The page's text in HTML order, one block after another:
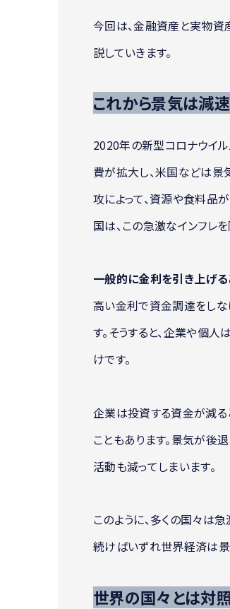
今回は、金融資産と実物
説していきます。
これから景気は減
2020年の新型コロナウイ
費が拡大し、米国などは景
攻によって、資源や食料品
国は、この急激なインフレ
一般的に金利を引き上げ
高い金利で資金調達をし
す。そうすると、企業や個
けです。
企業は投資する資金が減る
こともあります。景気が後
活動も減ってしまいます。
このように、多くの国々は
続けばいずれ世界経済は景
世界の国々とは対